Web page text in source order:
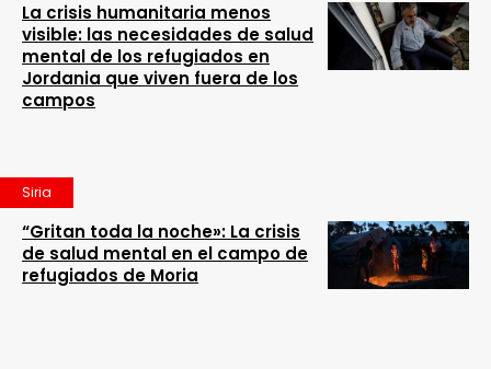
La crisis humanitaria menos
visible: las necesidades de salud
mental de los refugiados en
Jordania que viven fuera de los
campos
Siria
“Gritan toda la noche»: La crisis
de salud mental en el campo de
refugiados de Moria